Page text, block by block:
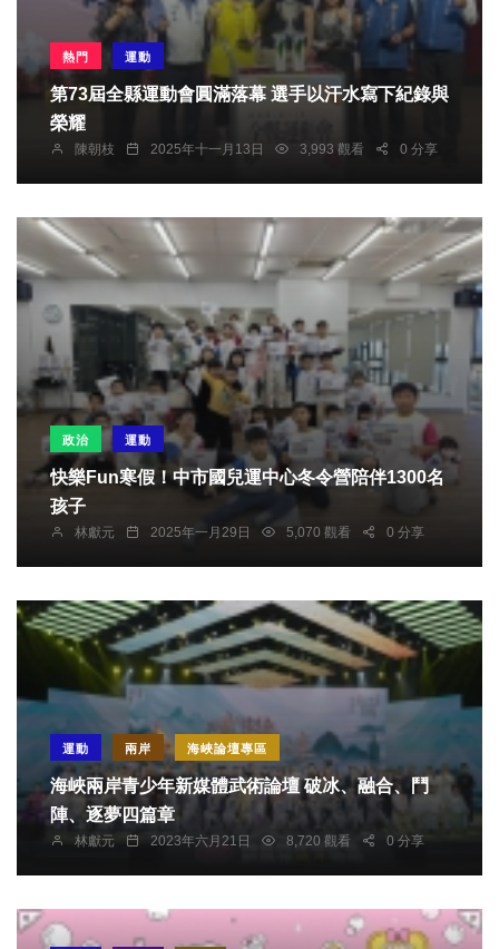
熱門 運動
第73屆全縣運動會圓滿落幕 選手以汗水寫下紀錄與
榮耀
陳朝枝 2025年十一月13日 3,993 觀看 0 分享
政治 運動
快樂Fun寒假！中市國兒運中心冬令營陪伴1300名
孩子
林獻元 2025年一月29日 5,070 觀看 0 分享
運動 兩岸 海峽論壇專區
海峽兩岸青少年新媒體武術論壇 破冰、融合、鬥
陣、逐夢四篇章
林獻元 2023年六月21日 8,720 觀看 0 分享